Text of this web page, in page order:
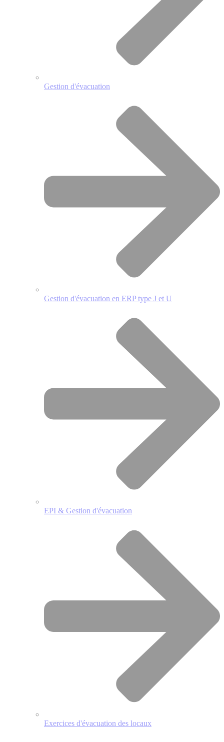
Gestion d'évacuation
Gestion d'évacuation en ERP type J et U
EPI & Gestion d'évacuation
Exercices d'évacuation des locaux